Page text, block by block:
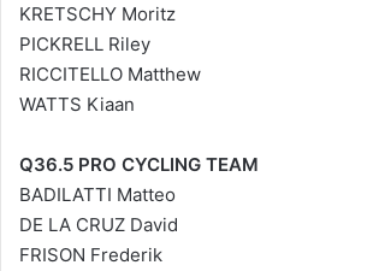
KRETSCHY Moritz
PICKRELL Riley
RICCITELLO Matthew
WATTS Kiaan
Q36.5 PRO CYCLING TEAM
BADILATTI Matteo
DE LA CRUZ David
FRISON Frederik